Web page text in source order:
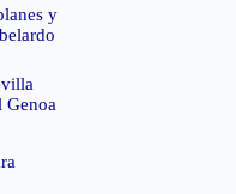
y
Genoa